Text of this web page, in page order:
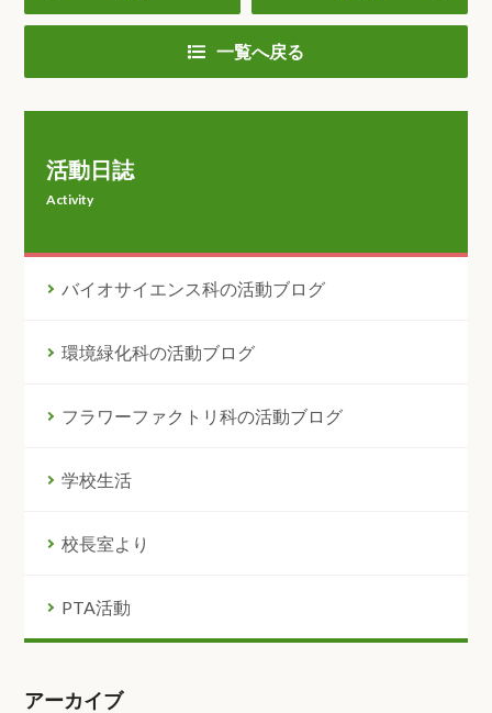
一覧へ戻る
活動日誌
Activity
バイオサイエンス科の活動ブログ
環境緑化科の活動ブログ
フラワーファクトリ科の活動ブログ
学校生活
校長室より
PTA活動
アーカイブ